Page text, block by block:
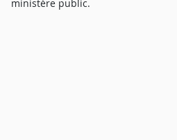
ministère public.